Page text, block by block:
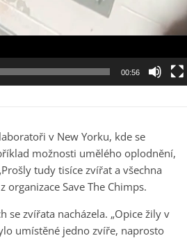
00:56
v New Yorku, kde se
možnosti umělého oplodnění,
tudy tisíce zvířat a všechna
Save The Chimps.
zvířata nacházela. „Opice žily v
umístěné jedno zvíře, naprosto